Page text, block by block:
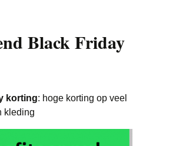
Black Friday
korting: hoge korting op veel
kleding